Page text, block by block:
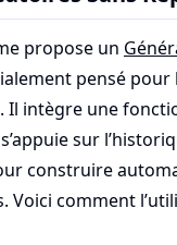
propose un
pensé pour
Il intègre une
sur
construire
Voici comment